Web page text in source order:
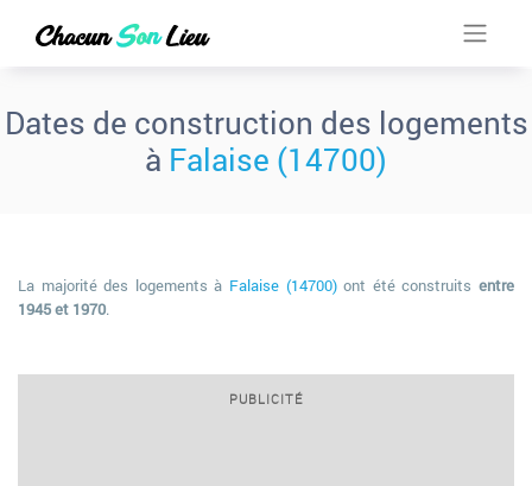
Dates de construction des logements
à Falaise (14700)
La majorité des logements à Falaise (14700)ont été construitsentre
1945 et 1970.
PUBLICITÉ